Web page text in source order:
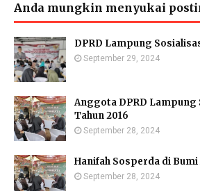
Anda mungkin menyukai
DPRD Lampung
September 29, 2024
Anggota DPRD
Tahun 2016
September 28, 2024
Hanifah Sosperda di Bumi
September 28, 2024